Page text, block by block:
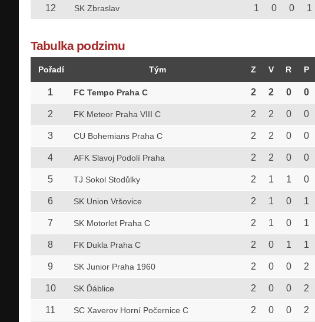
12 SK Zbraslav 1 0 0 1
Tabulka podzimu
Pořadí Tým Z V R P
1 FC Tempo Praha C 2 2 0 0
2 FK Meteor Praha VIII C 2 2 0 0
3 CU Bohemians Praha C 2 2 0 0
4 AFK Slavoj Podolí Praha 2 2 0 0
5 TJ Sokol Stodůlky 2 1 1 0
6 SK Union Vršovice 2 1 0 1
7 SK Motorlet Praha C 2 1 0 1
8 FK Dukla Praha C 2 0 1 1
9 SK Junior Praha 1960 2 0 0 2
10 SK Ďáblice 2 0 0 2
11 SC Xaverov Horní Počernice C 2 0 0 2